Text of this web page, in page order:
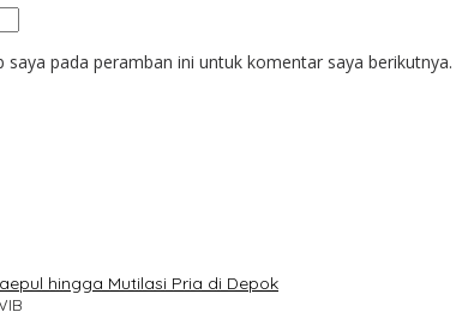
pada peramban ini untuk komentar saya berikutnya.
hingga Mutilasi Pria di Depok